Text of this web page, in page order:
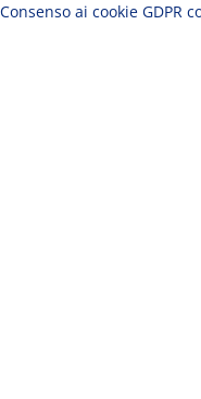
Consenso ai cookie GDPR